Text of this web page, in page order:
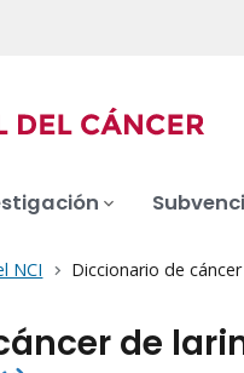
NCI Diccionario de
de